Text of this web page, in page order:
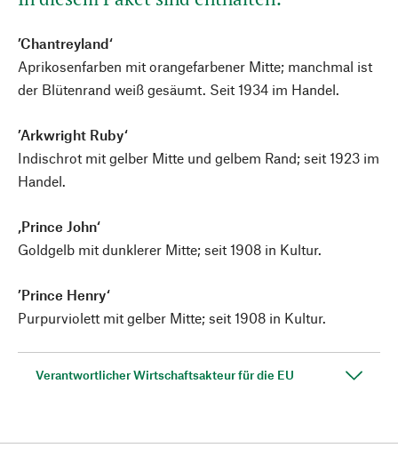
’Chantreyland‘
Aprikosenfarben mit orangefarbener Mitte; manchmal ist
der Blütenrand weiß gesäumt. Seit 1934 im Handel.
’Arkwright Ruby‘
Indischrot mit gelber Mitte und gelbem Rand; seit 1923 im
Handel.
‚Prince John‘
Goldgelb mit dunklerer Mitte; seit 1908 in Kultur.
’Prince Henry‘
Purpurviolett mit gelber Mitte; seit 1908 in Kultur.
Verantwortlicher Wirtschaftsakteur für die EU